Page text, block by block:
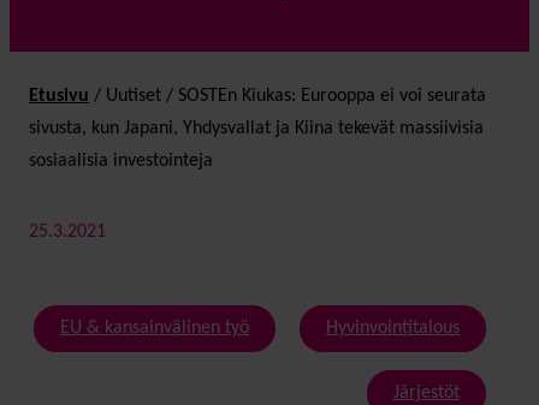
Etusivu / Uutiset / SOSTEn Kiukas: Eurooppa ei voi seurata
sivusta, kun Japani, Yhdysvallat ja Kiina tekevät massiivisia
sosiaalisia investointeja
25.3.2021
EU & kansainvälinen työ Hyvinvointitalous
Järjestöt